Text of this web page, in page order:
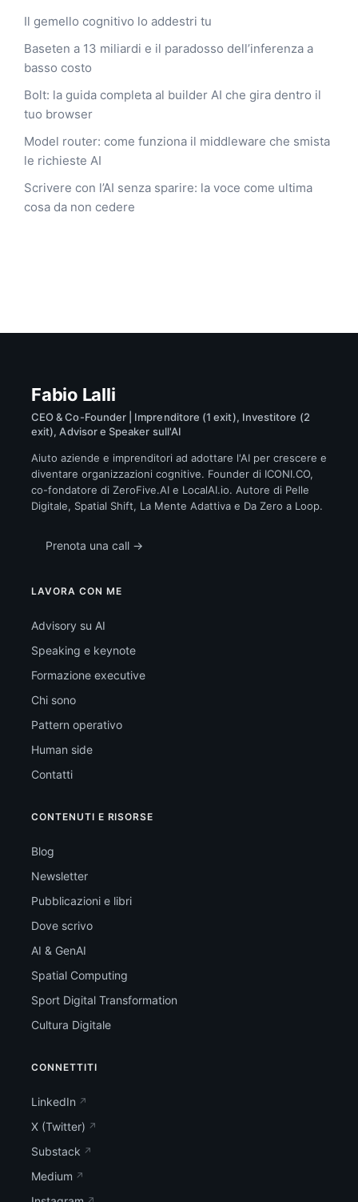
Il gemello cognitivo lo addestri tu
Baseten a 13 miliardi e il paradosso dell’inferenza a
basso costo
Bolt: la guida completa al builder AI che gira dentro il
tuo browser
Model router: come funziona il middleware che smista
le richieste AI
Scrivere con l’AI senza sparire: la voce come ultima
cosa da non cedere
Fabio Lalli
CEO & Co-Founder | Imprenditore (1 exit), Investitore (2
exit), Advisor e Speaker sull'AI
Aiuto aziende e imprenditori ad adottare l'AI per crescere e
diventare organizzazioni cognitive. Founder di ICONI.CO,
co-fondatore di ZeroFive.AI e LocalAI.io. Autore di Pelle
Digitale, Spatial Shift, La Mente Adattiva e Da Zero a Loop.
Prenota una call →
LAVORA CON ME
Advisory su AI
Speaking e keynote
Formazione executive
Chi sono
Pattern operativo
Human side
Contatti
CONTENUTI E RISORSE
Blog
Newsletter
Pubblicazioni e libri
Dove scrivo
AI & GenAI
Spatial Computing
Sport Digital Transformation
Cultura Digitale
CONNETTITI
LinkedIn
X (Twitter)
Substack
Medium